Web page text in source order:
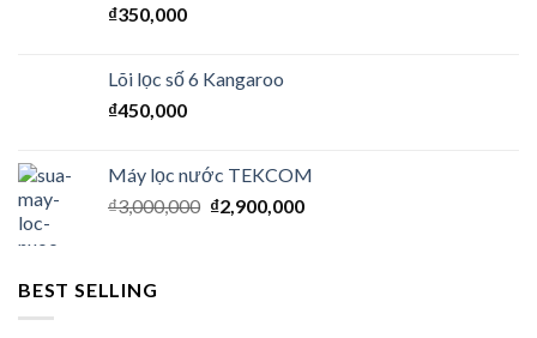
₫350,000
Lõi lọc số 6 Kangaroo
₫450,000
Máy lọc nước TEKCOM
₫3,000,000 ₫2,900,000
BEST SELLING